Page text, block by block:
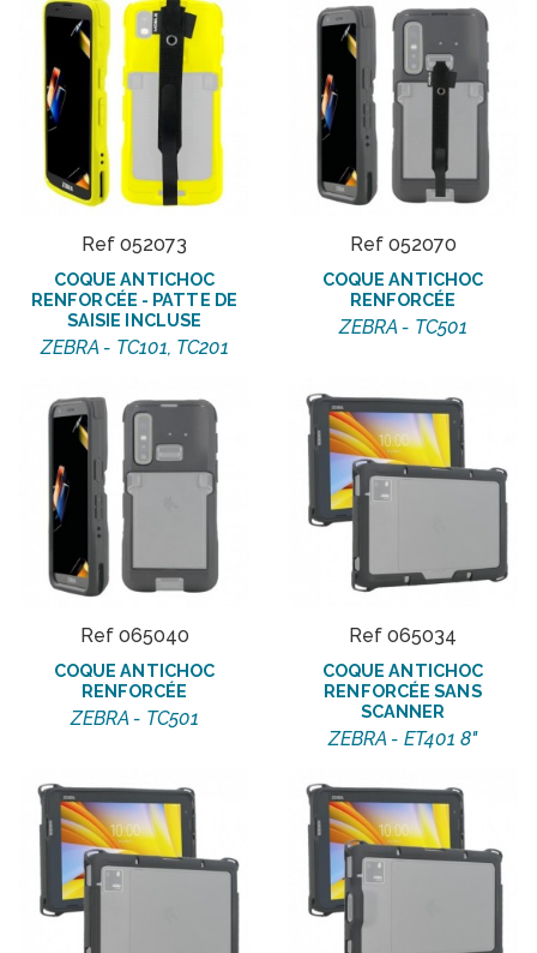
Ref 052073
COQUE ANTICHOC
RENFORCÉE - PATTE DE
SAISIE INCLUSE
ZEBRA - TC101, TC201
Ref 052070
COQUE ANTICHOC
RENFORCÉE
ZEBRA - TC501
Ref 065040
COQUE ANTICHOC
RENFORCÉE
ZEBRA - TC501
Ref 065034
COQUE ANTICHOC
RENFORCÉE SANS
SCANNER
ZEBRA - ET401 8"